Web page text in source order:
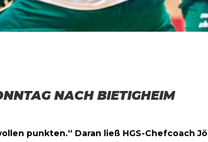
NACH BIETIGHEIM
punkten.“ Daran ließ HGS-Chefcoach